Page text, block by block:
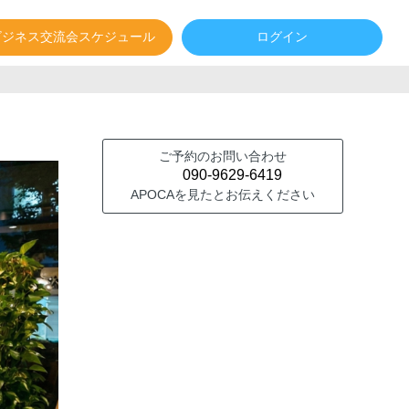
ログイン
ネス交流会スケジュール
ご予約のお問い合わせ
090-9629-6419
APOCAを見たとお伝えください